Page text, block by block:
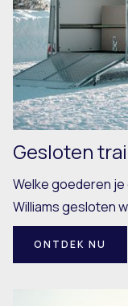
Gesloten
Welke goederen
Williams gesloten
ONTDEK NU